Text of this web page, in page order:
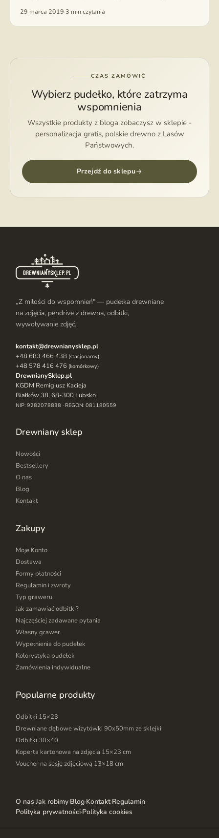
29 marca 2019·3 min czytania
CZAS ZAMÓWIĆ
Wybierz pudełko, które zatrzyma
wspomnienia
Wszystkie produkty z bloga zobaczysz w sklepie -
personalizacja gratis, polskie drewno z Lasów
Państwowych.
Przejdź do sklepu
„Z miłości do wspomnień" — pudełka drewniane
na zdjęcia, pendrive z drewna, odbitki,
wywoływanie zdjęć.
kontakt@drewnianysklep.pl
+48 683 466 438 (stacjonarny)
+48 578 416 476 (komórkowy)
DrewnianySklep.pl
KGDM Remigiusz Kacieja
Białków 38, 68-300 Lubsko
NIP: 9282078838 · REGON: 081180559
Drewniany sklep
Nowości
Bestsellery
O nas
Blog
Kontakt
Zakupy
Moje Konto
Dostawa
Formy płatności
Regulamin i zwroty
Typ graweru
Jak zamawiać odbitki?
Najczęściej zadawane pytania
Własny grawer
Wypełnienia do pudełek
Kolorystyka pudełek
Zamówienia indywidualne
Popularne produkty
Odbitki 15×23
Drewniane dębowe wizytówki 90x50mm ze sklejki
Odbitki 30×40
Koperta kartonowa na zdjęcia 15×23 cm
Voucher na sesję zdjęciową 13×18 cm
O nas·Jak robimy·Blog·Kontakt·Regulamin·
Polityka prywatności·Polityka cookies